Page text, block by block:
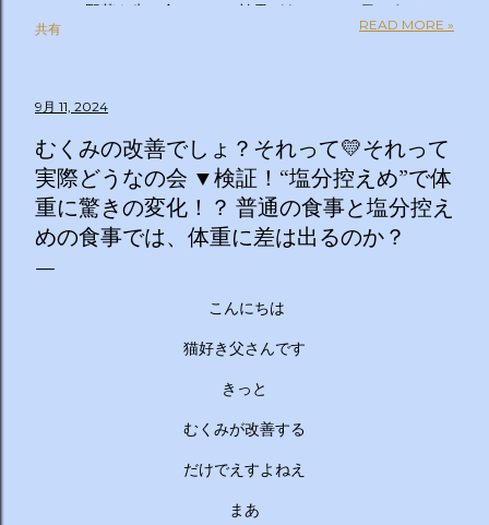
のか？ 野菜を先に食べるのは効果があるの？１日２食と３
食、どっちが太らない？「太りやすい人」と「太りにくい
腹、どうすれば凹む？「フェイスライン」はすっきりさせら
れる？ラクして太りにくい体になる方法は？私の理想体重っ
て何キロ？体重のギモン全部答えます！２時間ＳＰ ◇出演
者 【ＭＣ】林修 【副担任】斎藤ちはる（テレビ朝日アナ
ウンサー）【学級委員長】バカリズム 【学友】伊沢拓司
【ゲスト学友】名取裕子 島崎和歌子 宮世琉弥 伊集院光
表 森谷敏夫 京都大学名誉教授 郷間光正
運動器認定理学療法士 ◇おしらせ ※２０：２５〜２
０：２８は「私の幸福時間」を放送いたします ☆番組ＨＰ
https://www.tv-asahi.co.jp/imadesho/ この番組は、テレ
に関する10の疑問について、身体の仕組みや心理的なアプロ
ーチから分かりやすくお答えします！ 🥦 1. 人はなぜ太るの
べる量）が消費カロリー（動く量）を上回っているから」で
共有 READ MORE »
9月 11, 2024
むくみの改善でしょ？それって💛それって
実際どうなの会 ▼検証！“塩分控えめ”で体
重に驚きの変化！？ 普通の食事と塩分控え
めの食事では、体重に差は出るのか？
こんにちは
猫好き父さんです
きっと
むくみが改善する
だけでえすよねえ
まあ